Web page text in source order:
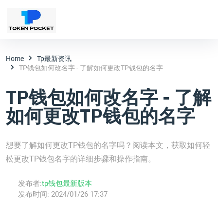
Home
Tp最新资讯
TP钱包如何改名字 - 了解如何更改TP钱包的名字
TP钱包如何改名字 - 了解
如何更改TP钱包的名字
想要了解如何更改TP钱包的名字吗？阅读本文，获取如何轻
松更改TP钱包名字的详细步骤和操作指南。
发布者:tp钱包最新版本
发布时间: 2024/01/26 17:37